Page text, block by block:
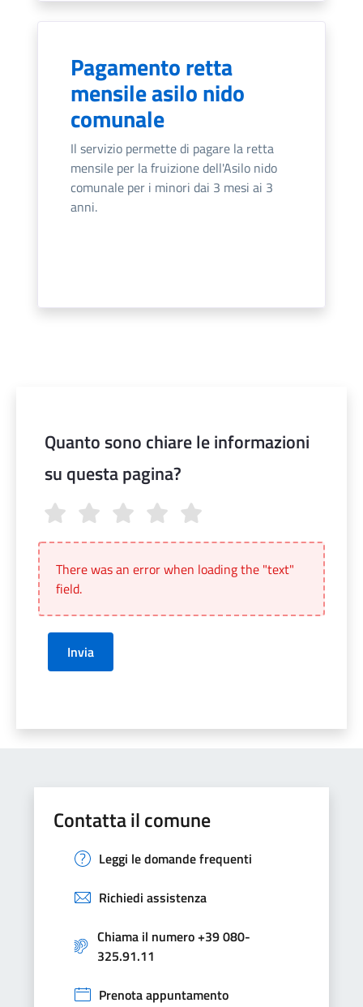
Pagamento retta
mensile asilo nido
comunale
Il servizio permette di pagare la retta
mensile per la fruizione dell'Asilo nido
comunale per i minori dai 3 mesi ai 3
anni.
Quanto sono chiare le informazioni
su questa pagina?
Quanto sono chiare le informazioni su questa pagina?
There was an error when loading the "text"
field.
Invia
Contatta il comune
Leggi le domande frequenti
Richiedi assistenza
Chiama il numero +39 080-
325.91.11
Prenota appuntamento